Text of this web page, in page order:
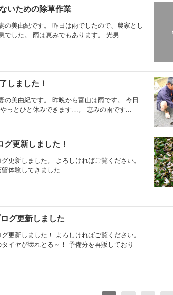
いための除草作業
の美由紀です。 昨日は雨でしたので、農家とし
でした。 雨は恵みでもあります。 光男...
しました！
の美由紀です。 昨晩から富山は雨です。 今日
っとひと休みできます…。 恵みの雨です...
更新しました！
更新しました。 よろしければご覧ください。
留体験してきました
グ更新しました
更新しました！ よろしければご覧ください。
タイヤが壊れとる～！ 予備分を再販しており